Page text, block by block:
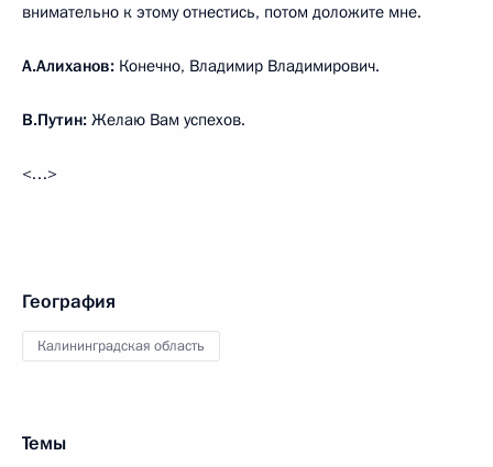
внимательно к этому отнестись, потом доложите мне.
А.Алиханов: Конечно, Владимир Владимирович.
В.Путин: Желаю Вам успехов.
<…>
География
Калининградская область
Темы